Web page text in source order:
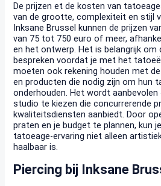
De prijzen et de kosten van
van de grootte, complexiteit en stijl
Inksane Brussel kunnen de prijzen
van 75 tot 750 euro of meer,
en het ontwerp. Het is belangrijk om
bespreken voordat je met het
moeten ook rekening houden met
en producten die nodig zijn om hun
onderhouden. Het wordt
studio te kiezen die concurrerende
kwaliteitsdiensten aanbiedt. Door
praten en je budget te plannen, kun
tatoeage-ervaring niet alleen
haalbaar is.
Piercing bij Inksane